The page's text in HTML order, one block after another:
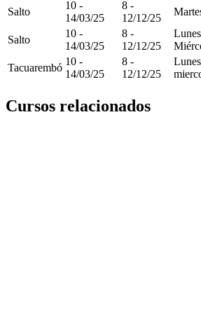
Salto
10 -
14/03/25
8 -
12/12/25
Salto
10 -
14/03/25
8 -
12/12/25
Tacuarembó
10 -
14/03/25
8 -
12/12/25
Cursos relacionados